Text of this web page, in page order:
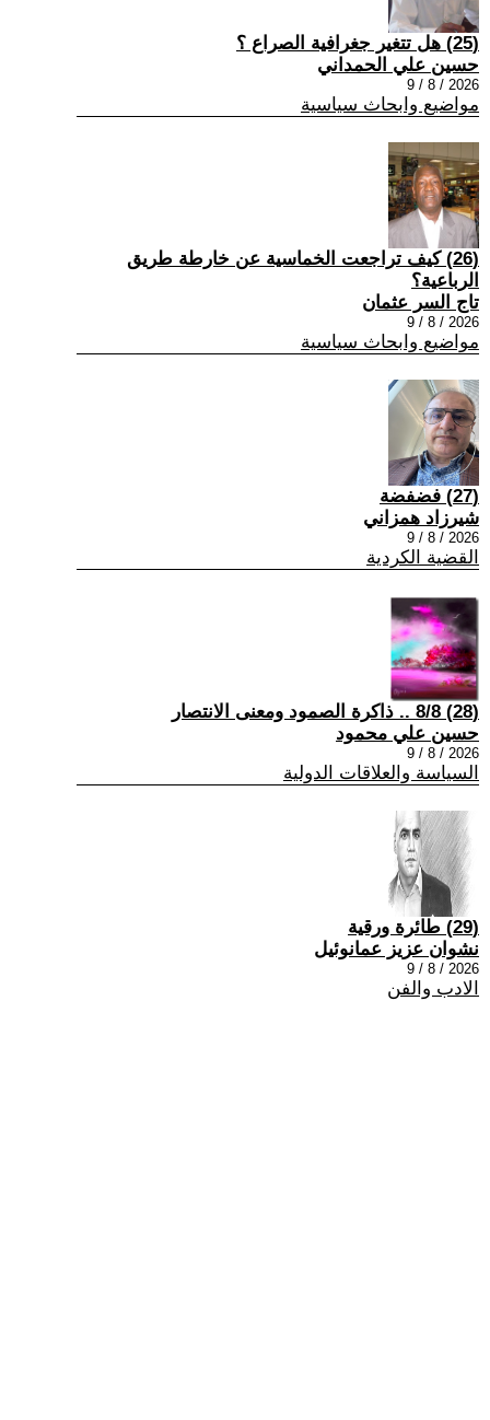
(25) هل تتغير جغرافية الصراع ؟
حسين علي الحمداني
2026 / 8 / 9
مواضيع وابحاث سياسية
(26) كيف تراجعت الخماسية عن خارطة طريق
الرباعية؟
تاج السر عثمان
2026 / 8 / 9
مواضيع وابحاث سياسية
(27) فضفضة
شيرزاد همزاني
2026 / 8 / 9
القضية الكردية
(28) 8/8 .. ذاكرة الصمود ومعنى الانتصار
حسين علي محمود
2026 / 8 / 9
السياسة والعلاقات الدولية
(29) طائرة ورقية
نشوان عزيز عمانوئيل
2026 / 8 / 9
الادب والفن